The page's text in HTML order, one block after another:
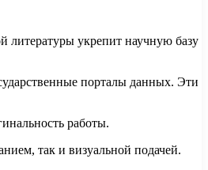
литературы укрепит научную базу
порталы данных. Эти
работы.
так и визуальной подачей.